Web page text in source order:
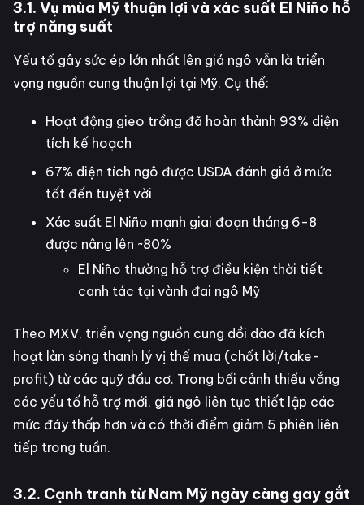
3.1. Vụ mùa Mỹ thuận lợi và xác suất El Niño hỗ
trợ năng suất
Yếu tố gây sức ép lớn nhất lên giá ngô vẫn là triển
vọng nguồn cung thuận lợi tại Mỹ. Cụ thể:
Hoạt động gieo trồng đã hoàn thành 93% diện
tích kế hoạch
67% diện tích ngô được USDA đánh giá ở mức
tốt đến tuyệt vời
Xác suất El Niño mạnh giai đoạn tháng 6-8
được nâng lên ~80%
El Niño thường hỗ trợ điều kiện thời tiết
canh tác tại vành đai ngô Mỹ
Theo MXV, triển vọng nguồn cung dồi dào đã kích
hoạt làn sóng thanh lý vị thế mua (chốt lời/take-
profit) từ các quỹ đầu cơ. Trong bối cảnh thiếu vắng
các yếu tố hỗ trợ mới, giá ngô liên tục thiết lập các
mức đáy thấp hơn và có thời điểm giảm 5 phiên liên
tiếp trong tuần.
3.2. Cạnh tranh từ Nam Mỹ ngày càng gay gắt